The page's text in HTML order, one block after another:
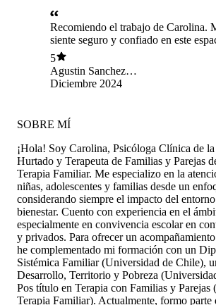
Recomiendo el trabajo de Carolina.
siente seguro y confiado en este
5
Agustin Sanchez
Donoso
Diciembre 2024
SOBRE MÍ
¡Hola! Soy Carolina, Psicóloga Clínica de
Hurtado y Terapeuta de Familias y Parejas
Terapia Familiar. Me especializo en la
niñas, adolescentes y familias desde un
considerando siempre el impacto del
bienestar. Cuento con experiencia en el
especialmente en convivencia escolar en
y privados. Para ofrecer un
he complementado mi formación con un
Sistémica Familiar (Universidad de Chile),
Desarrollo, Territorio y Pobreza
Pos título en Terapia con Familias y
Terapia Familiar). Actualmente, formo parte